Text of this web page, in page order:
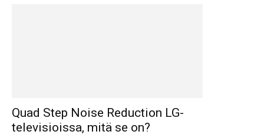
Quad Step Noise Reduction LG-
televisioissa, mitä se on?